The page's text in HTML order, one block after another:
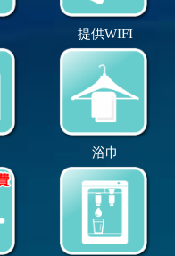
提供WIFI
浴巾